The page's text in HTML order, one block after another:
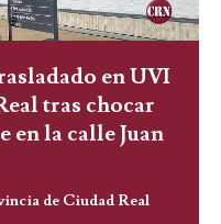
en UVI
tras chocar
en la calle Juan
de Ciudad Real